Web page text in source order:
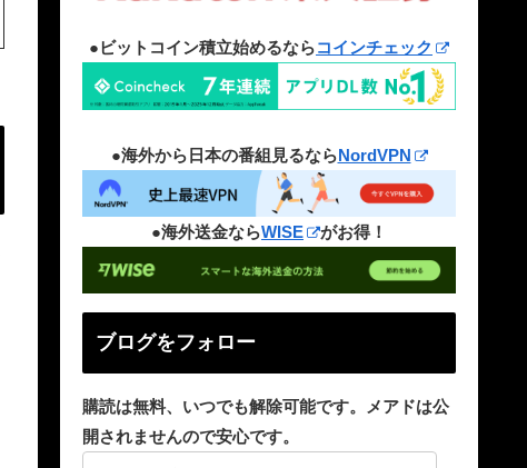
●ビットコイン積立始めるならコインチェック
●海外から日本の番組見るならNordVPN
●海外送金ならWISE がお得！
ブログをフォロー
購読は無料、いつでも解除可能です。メアドは公
開されませんので安心です。